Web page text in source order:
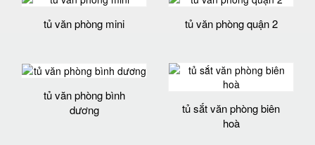
tủ văn phòng mini tủ văn phòng quận 2
tủ văn phòng bình
dương
tủ sắt văn phòng biên
hoà